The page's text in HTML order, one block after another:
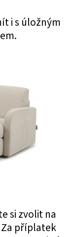
i s úložným
sizvolit na
příplatek